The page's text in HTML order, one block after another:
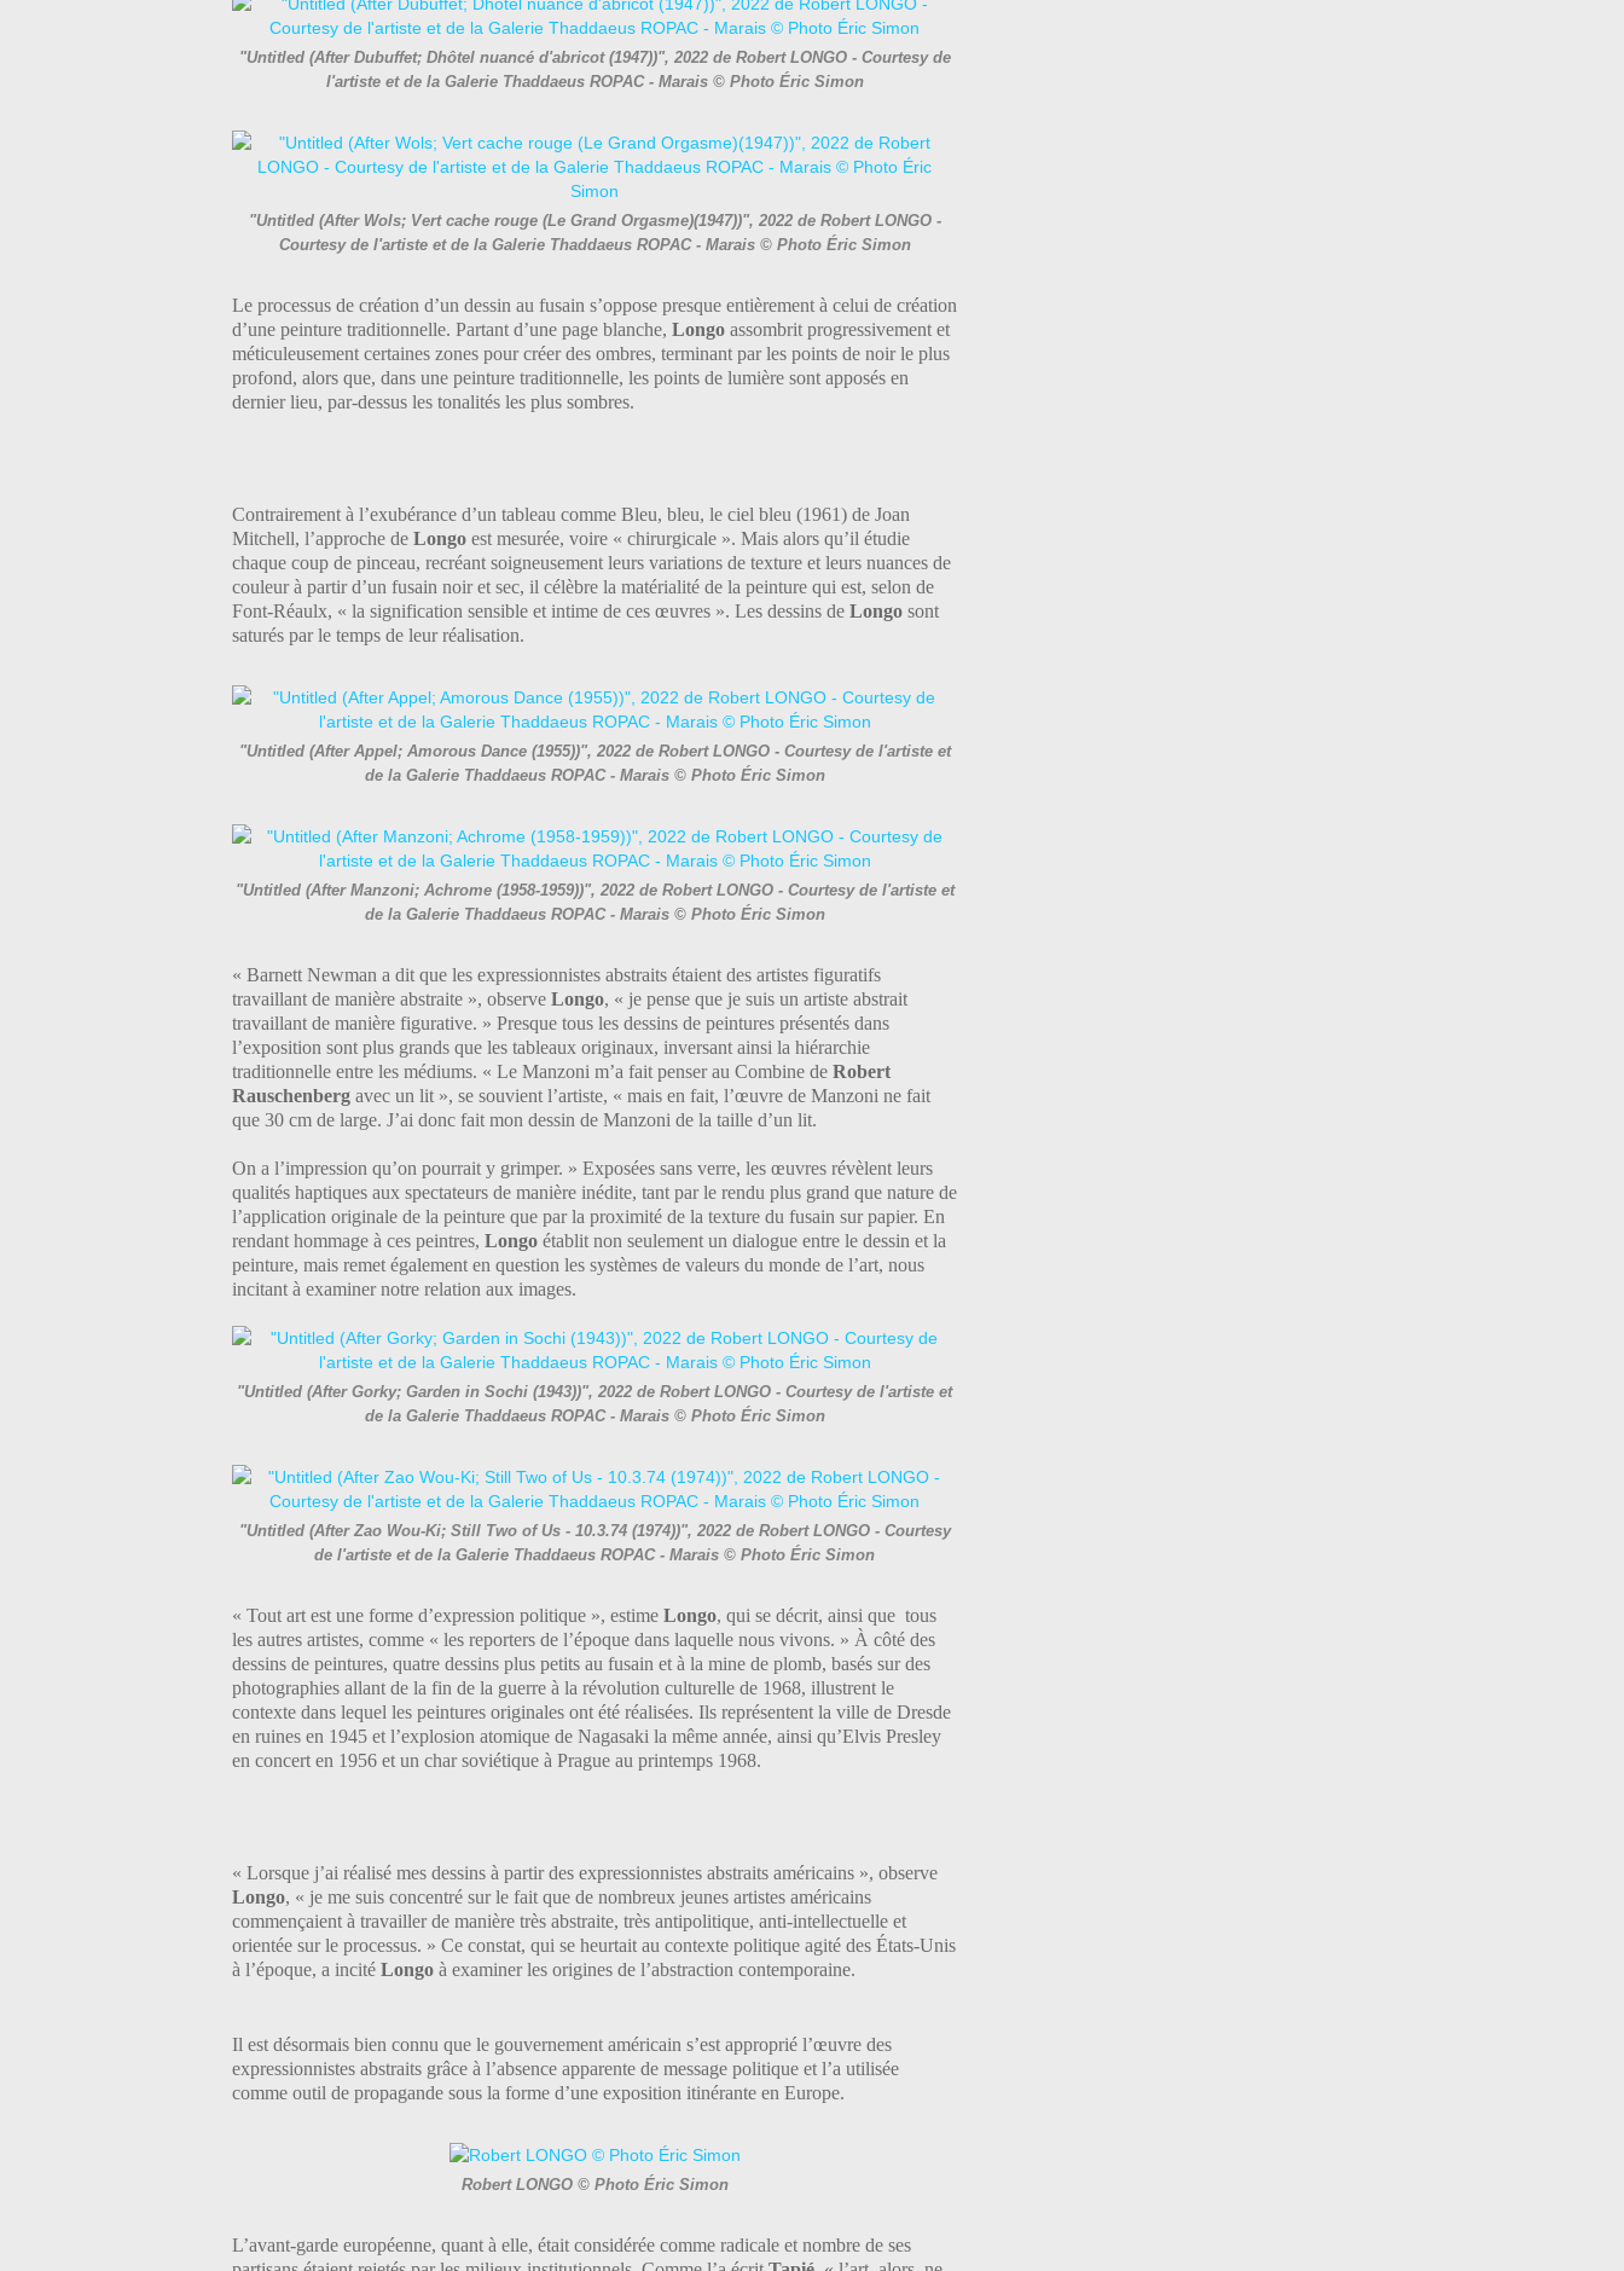
"Untitled (After Dubuffet; Dhôtel nuancé d'abricot (1947))", 2022 de Robert LONGO - Courtesy de
l'artiste et de la Galerie Thaddaeus ROPAC - Marais © Photo Éric Simon
"Untitled (After Wols; Vert cache rouge (Le Grand Orgasme)(1947))", 2022 de Robert LONGO -
Courtesy de l'artiste et de la Galerie Thaddaeus ROPAC - Marais © Photo Éric Simon
Le processus de création d’un dessin au fusain s’oppose presque entièrement à celui de création
d’une peinture traditionnelle. Partant d’une page blanche, Longo assombrit progressivement et
méticuleusement certaines zones pour créer des ombres, terminant par les points de noir le plus
profond, alors que, dans une peinture traditionnelle, les points de lumière sont apposés en
dernier lieu, par-dessus les tonalités les plus sombres.
Contrairement à l’exubérance d’un tableau comme Bleu, bleu, le ciel bleu (1961) de Joan
Mitchell, l’approche de Longo est mesurée, voire « chirurgicale ». Mais alors qu’il étudie
chaque coup de pinceau, recréant soigneusement leurs variations de texture et leurs nuances de
couleur à partir d’un fusain noir et sec, il célèbre la matérialité de la peinture qui est, selon de
Font-Réaulx, « la signification sensible et intime de ces œuvres ». Les dessins de Longo sont
saturés par le temps de leur réalisation.
"Untitled (After Appel; Amorous Dance (1955))", 2022 de Robert LONGO - Courtesy de l'artiste et
de la Galerie Thaddaeus ROPAC - Marais © Photo Éric Simon
"Untitled (After Manzoni; Achrome (1958-1959))", 2022 de Robert LONGO - Courtesy de l'artiste et
de la Galerie Thaddaeus ROPAC - Marais © Photo Éric Simon
« Barnett Newman a dit que les expressionnistes abstraits étaient des artistes figuratifs
travaillant de manière abstraite », observe Longo, « je pense que je suis un artiste abstrait
travaillant de manière figurative. » Presque tous les dessins de peintures présentés dans
l’exposition sont plus grands que les tableaux originaux, inversant ainsi la hiérarchie
traditionnelle entre les médiums. « Le Manzoni m’a fait penser au Combine de Robert
Rauschenberg avec un lit », se souvient l’artiste, « mais en fait, l’œuvre de Manzoni ne fait
que 30 cm de large. J’ai donc fait mon dessin de Manzoni de la taille d’un lit.
On a l’impression qu’on pourrait y grimper. » Exposées sans verre, les œuvres révèlent leurs
qualités haptiques aux spectateurs de manière inédite, tant par le rendu plus grand que nature de
l’application originale de la peinture que par la proximité de la texture du fusain sur papier. En
rendant hommage à ces peintres, Longo établit non seulement un dialogue entre le dessin et la
peinture, mais remet également en question les systèmes de valeurs du monde de l’art, nous
incitant à examiner notre relation aux images.
"Untitled (After Gorky; Garden in Sochi (1943))", 2022 de Robert LONGO - Courtesy de l'artiste et
de la Galerie Thaddaeus ROPAC - Marais © Photo Éric Simon
"Untitled (After Zao Wou-Ki; Still Two of Us - 10.3.74 (1974))", 2022 de Robert LONGO - Courtesy
de l'artiste et de la Galerie Thaddaeus ROPAC - Marais © Photo Éric Simon
« Tout art est une forme d’expression politique », estime Longo, qui se décrit, ainsi que tous
les autres artistes, comme « les reporters de l’époque dans laquelle nous vivons. » À côté des
dessins de peintures, quatre dessins plus petits au fusain et à la mine de plomb, basés sur des
photographies allant de la fin de la guerre à la révolution culturelle de 1968, illustrent le
contexte dans lequel les peintures originales ont été réalisées. Ils représentent la ville de Dresde
en ruines en 1945 et l’explosion atomique de Nagasaki la même année, ainsi qu’Elvis Presley
en concert en 1956 et un char soviétique à Prague au printemps 1968.
« Lorsque j’ai réalisé mes dessins à partir des expressionnistes abstraits américains », observe
Longo, « je me suis concentré sur le fait que de nombreux jeunes artistes américains
commençaient à travailler de manière très abstraite, très antipolitique, anti-intellectuelle et
orientée sur le processus. » Ce constat, qui se heurtait au contexte politique agité des États-Unis
à l’époque, a incité Longo à examiner les origines de l’abstraction contemporaine.
Il est désormais bien connu que le gouvernement américain s’est approprié l’œuvre des
expressionnistes abstraits grâce à l’absence apparente de message politique et l’a utilisée
comme outil de propagande sous la forme d’une exposition itinérante en Europe.
Robert LONGO © Photo Éric Simon
L’avant-garde européenne, quant à elle, était considérée comme radicale et nombre de ses